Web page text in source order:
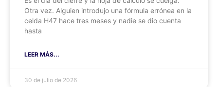
Otra vez. Alguien introdujo una fórmula errónea en la
celda H47 hace tres meses y nadie se dio cuenta
hasta
LEER MÁS...
30 de julio de 2026